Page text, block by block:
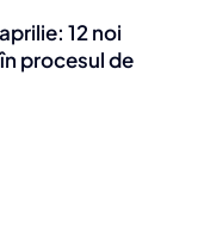
12 noi
procesul de